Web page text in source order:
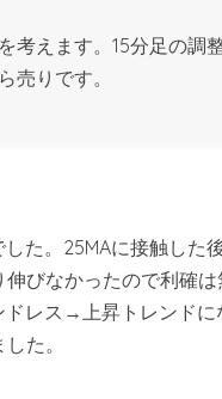
考えます。15分足の調
売りです。
た。25MAに接触した
びなかったので利確
ドレス→上昇トレンド
た。